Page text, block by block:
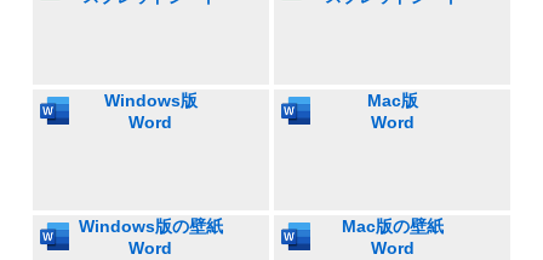
Windows版
Word
Mac版
Word
Windows版の壁紙
Word
Mac版の壁紙
Word